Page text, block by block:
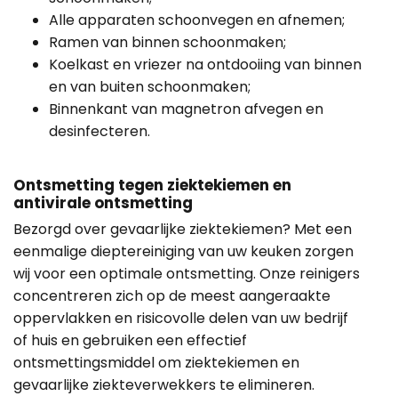
Alle apparaten schoonvegen en afnemen;
Ramen van binnen schoonmaken;
Koelkast en vriezer na ontdooiing van binnen
en van buiten schoonmaken;
Binnenkant van magnetron afvegen en
desinfecteren.
Ontsmetting tegen ziektekiemen en
antivirale ontsmetting
Bezorgd over gevaarlijke ziektekiemen? Met een
eenmalige dieptereiniging van uw keuken zorgen
wij voor een optimale ontsmetting. Onze reinigers
concentreren zich op de meest aangeraakte
oppervlakken en risicovolle delen van uw bedrijf
of huis en gebruiken een effectief
ontsmettingsmiddel om ziektekiemen en
gevaarlijke ziekteverwekkers te elimineren.